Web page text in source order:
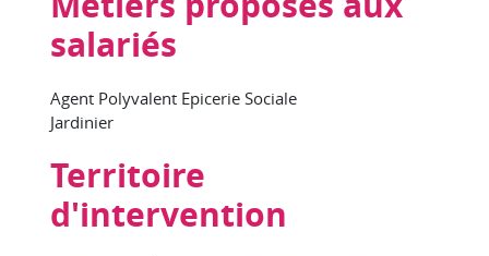
salariés
Agent Polyvalent Epicerie Sociale
Jardinier
Territoire
d'intervention